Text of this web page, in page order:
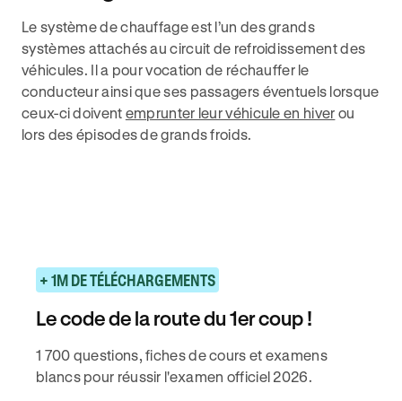
Le système de chauffage est l’un des grands
systèmes attachés au circuit de refroidissement des
véhicules. Il a pour vocation de réchauffer le
conducteur ainsi que ses passagers éventuels lorsque
ceux-ci doivent emprunter leur véhicule en hiver ou
lors des épisodes de grands froids.
+ 1M DE TÉLÉCHARGEMENTS
Le code de la route du 1er coup !
1 700 questions, fiches de cours et examens
blancs pour réussir l'examen officiel 2026.